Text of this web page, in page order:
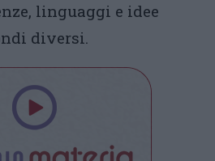
linguaggi e idee
diversi.